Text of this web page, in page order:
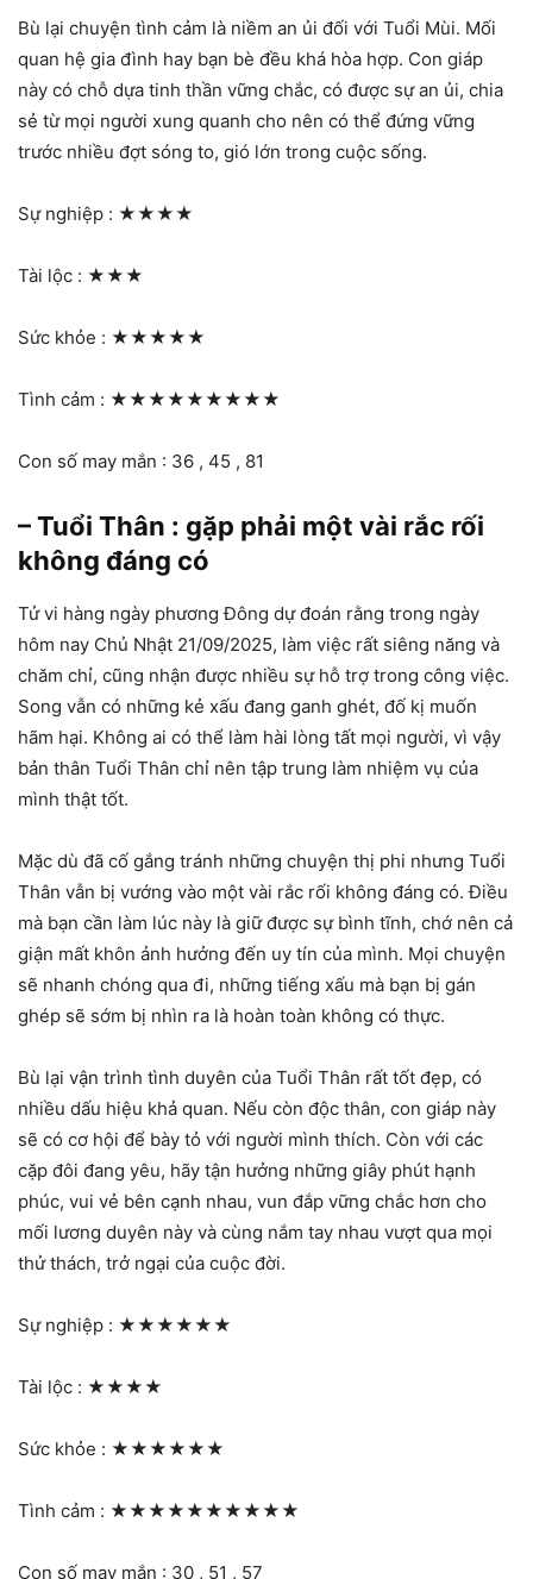
Bù lại chuyện tình cảm là niềm an ủi đối với Tuổi Mùi. Mối
quan hệ gia đình hay bạn bè đều khá hòa hợp. Con giáp
này có chỗ dựa tinh thần vững chắc, có được sự an ủi, chia
sẻ từ mọi người xung quanh cho nên có thể đứng vững
trước nhiều đợt sóng to, gió lớn trong cuộc sống.
Sự nghiệp : ★★★★
Tài lộc : ★★★
Sức khỏe : ★★★★★
Tình cảm : ★★★★★★★★★
Con số may mắn : 36 , 45 , 81
– Tuổi Thân : gặp phải một vài rắc rối
không đáng có
Tử vi hàng ngày phương Đông dự đoán rằng trong ngày
hôm nay Chủ Nhật 21/09/2025, làm việc rất siêng năng và
chăm chỉ, cũng nhận được nhiều sự hỗ trợ trong công việc.
Song vẫn có những kẻ xấu đang ganh ghét, đố kị muốn
hãm hại. Không ai có thể làm hài lòng tất mọi người, vì vậy
bản thân Tuổi Thân chỉ nên tập trung làm nhiệm vụ của
mình thật tốt.
Mặc dù đã cố gắng tránh những chuyện thị phi nhưng Tuổi
Thân vẫn bị vướng vào một vài rắc rối không đáng có. Điều
mà bạn cần làm lúc này là giữ được sự bình tĩnh, chớ nên cả
giận mất khôn ảnh hưởng đến uy tín của mình. Mọi chuyện
sẽ nhanh chóng qua đi, những tiếng xấu mà bạn bị gán
ghép sẽ sớm bị nhìn ra là hoàn toàn không có thực.
Bù lại vận trình tình duyên của Tuổi Thân rất tốt đẹp, có
nhiều dấu hiệu khả quan. Nếu còn độc thân, con giáp này
sẽ có cơ hội để bày tỏ với người mình thích. Còn với các
cặp đôi đang yêu, hãy tận hưởng những giây phút hạnh
phúc, vui vẻ bên cạnh nhau, vun đắp vững chắc hơn cho
mối lương duyên này và cùng nắm tay nhau vượt qua mọi
thử thách, trở ngại của cuộc đời.
Sự nghiệp : ★★★★★★
Tài lộc : ★★★★
Sức khỏe : ★★★★★★
Tình cảm : ★★★★★★★★★★
Con số may mắn : 30 , 51 , 57